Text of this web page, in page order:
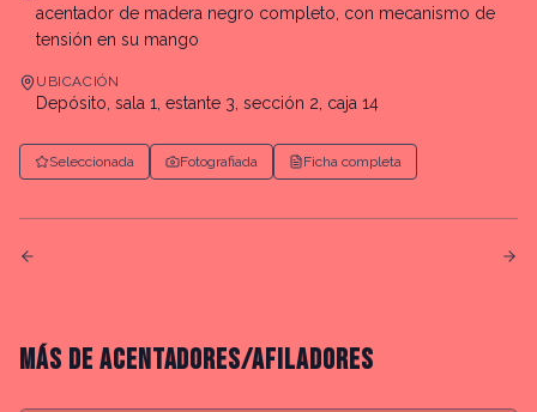
acentador de madera negro completo, con mecanismo de
tensión en su mango
UBICACIÓN
Depósito, sala 1, estante 3, sección 2, caja 14
Seleccionada Fotografiada Ficha completa
MÁS DE ACENTADORES/AFILADORES